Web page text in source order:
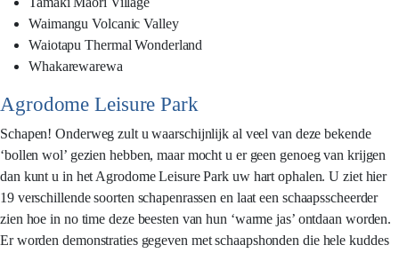
Waimangu Volcanic Valley
Waiotapu Thermal Wonderland
Whakarewarewa
Agrodome Leisure Park
Schapen! Onderweg zult u waarschijnlijk al veel van deze bekende
‘bollen wol’ gezien hebben, maar mocht u er geen genoeg van krijgen
dan kunt u in het Agrodome Leisure Park uw hart ophalen. U ziet hier
19 verschillende soorten schapenrassen en laat een schaapsscheerder
zien hoe in no time deze beesten van hun ‘warme jas’ ontdaan worden.
Er worden demonstraties gegeven met schaapshonden die hele kuddes